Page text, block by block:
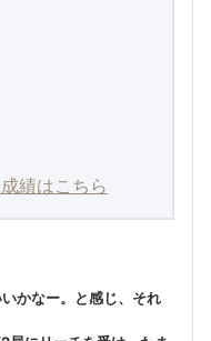
績はこちら
かなー。と感じ、それ